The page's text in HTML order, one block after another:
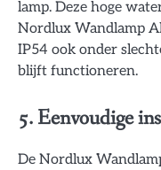
lamp. Deze hoge
Nordlux Wandlamp
IP54 ook onder
blijft functioneren.
5. Eenvoudige
De Nordlux